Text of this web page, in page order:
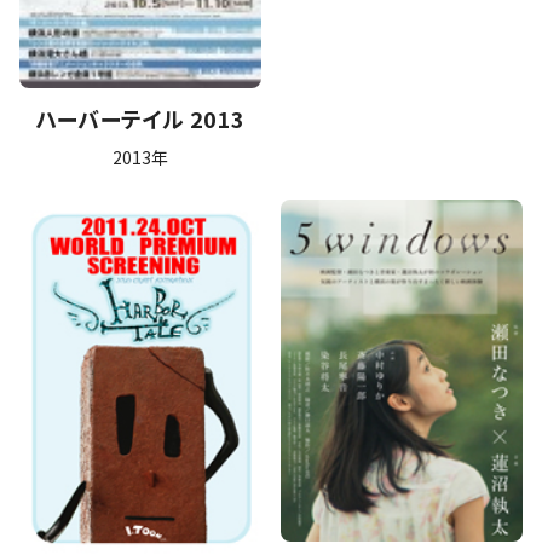
ハーバーテイル 2013
2013年